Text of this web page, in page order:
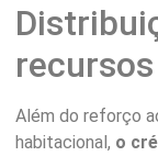
recursos
Além do reforço
habitacional, o